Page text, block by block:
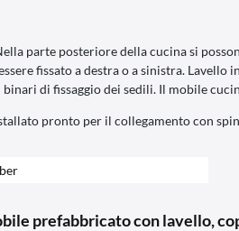
parte posteriore della cucina si
fissato a destra o a sinistra.
di fissaggio dei sedili. Il mobile
pronto per il collegamento con
prefabbricato con lavello,